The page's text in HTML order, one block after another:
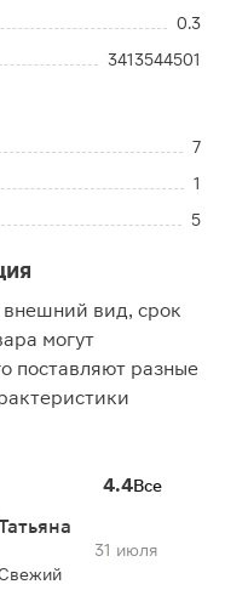
0.3
3413544501
7
1
5
вид, срок
могут
поставляют разные
4.4Все
31 июля